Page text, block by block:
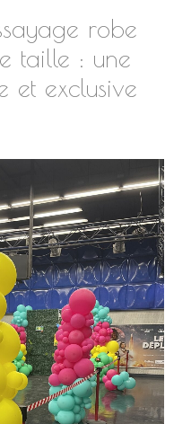
robe
taille : une
et exclusive